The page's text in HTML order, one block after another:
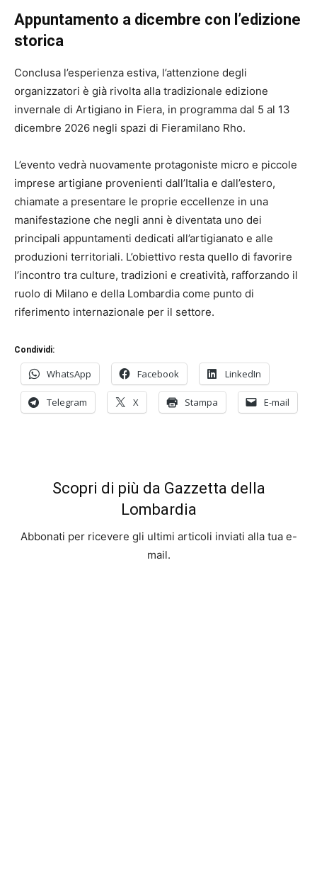
Appuntamento a dicembre con l’edizione
storica
Conclusa l’esperienza estiva, l’attenzione degli
organizzatori è già rivolta alla tradizionale edizione
invernale di Artigiano in Fiera, in programma dal 5 al 13
dicembre 2026 negli spazi di Fieramilano Rho.
L’evento vedrà nuovamente protagoniste micro e piccole
imprese artigiane provenienti dall’Italia e dall’estero,
chiamate a presentare le proprie eccellenze in una
manifestazione che negli anni è diventata uno dei
principali appuntamenti dedicati all’artigianato e alle
produzioni territoriali. L’obiettivo resta quello di favorire
l’incontro tra culture, tradizioni e creatività, rafforzando il
ruolo di Milano e della Lombardia come punto di
riferimento internazionale per il settore.
Condividi:
WhatsApp Facebook LinkedIn
Telegram X Stampa E-mail
Scopri di più da Gazzetta della
Lombardia
Abbonati per ricevere gli ultimi articoli inviati alla tua e-
mail.